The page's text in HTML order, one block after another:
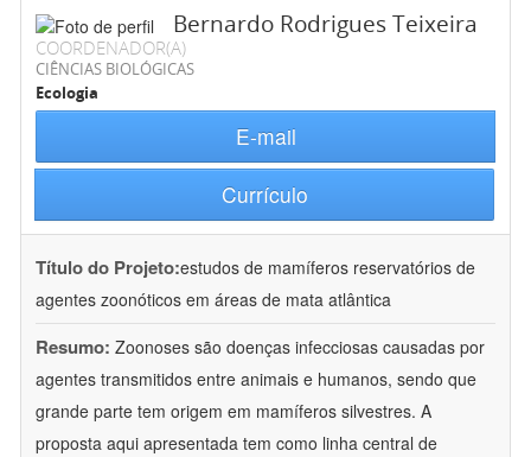
Bernardo Rodrigues Teixeira
COORDENADOR(A)
CIÊNCIAS BIOLÓGICAS
Ecologia
E-mail
Currículo
Título do Projeto:estudos de mamíferos reservatórios de
agentes zoonóticos em áreas de mata atlântica
Resumo: Zoonoses são doenças infecciosas causadas por
agentes transmitidos entre animais e humanos, sendo que
grande parte tem origem em mamíferos silvestres. A
proposta aqui apresentada tem como linha central de